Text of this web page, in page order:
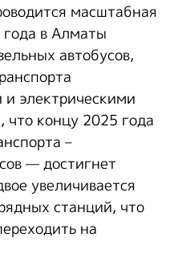
масштабная
в Алматы
автобусов,
и электрическими
концу 2025 года
–
— достигнет
увеличивается
станций, что
на